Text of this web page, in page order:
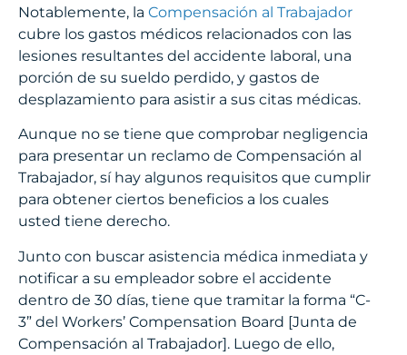
Notablemente, la Compensación al Trabajador
cubre los gastos médicos relacionados con las
lesiones resultantes del accidente laboral, una
porción de su sueldo perdido, y gastos de
desplazamiento para asistir a sus citas médicas.
Aunque no se tiene que comprobar negligencia
para presentar un reclamo de Compensación al
Trabajador, sí hay algunos requisitos que cumplir
para obtener ciertos beneficios a los cuales
usted tiene derecho.
Junto con buscar asistencia médica inmediata y
notificar a su empleador sobre el accidente
dentro de 30 días, tiene que tramitar la forma “C-
3” del Workers’ Compensation Board [Junta de
Compensación al Trabajador]. Luego de ello,